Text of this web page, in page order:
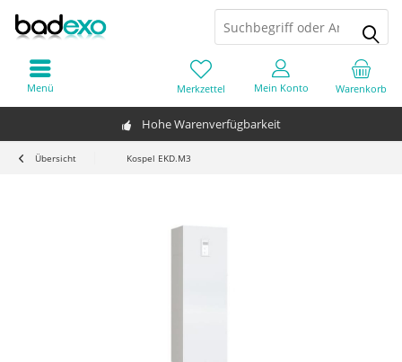
Hohe Warenverfügbarkeit
Warenkorb
Merkzettel Mein Konto
Menü
Übersicht Kospel EKD.M3